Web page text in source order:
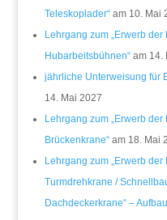
Teleskoplader“am 10. Mai
Lehrgang zum „Erwerb
Hubarbeitsbühnen“am 14.
jährliche Unterweisung für
14. Mai 2027
Lehrgang zum „Erwerb
Brückenkrane“am 18. Mai
Lehrgang zum „Erwerb
Turmdrehkrane /
Dachdeckerkrane“ –